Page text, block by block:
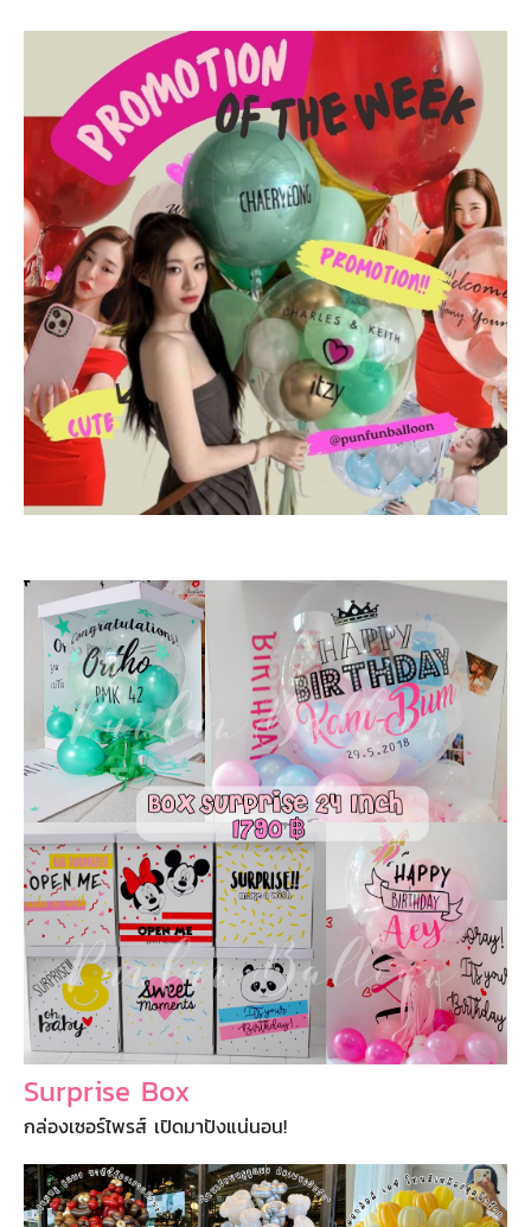
Surprise Box
กล่องเซอร์ไพรส์ เปิดมาปังแน่นอน!